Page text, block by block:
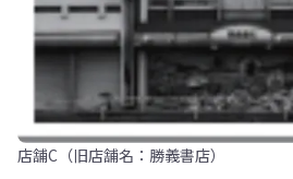
店舗C（旧店舗名：勝義書店）